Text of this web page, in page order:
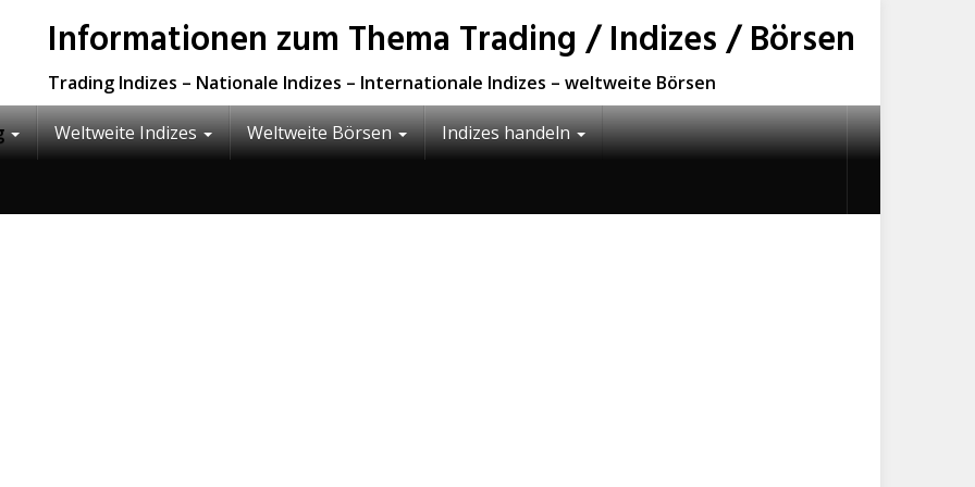
Informationen zum Thema Trading / Indizes / Börsen
Trading Indizes – Nationale Indizes – Internationale Indizes – weltweite Börsen
Weltweite Indizes Weltweite Börsen Indizes handeln